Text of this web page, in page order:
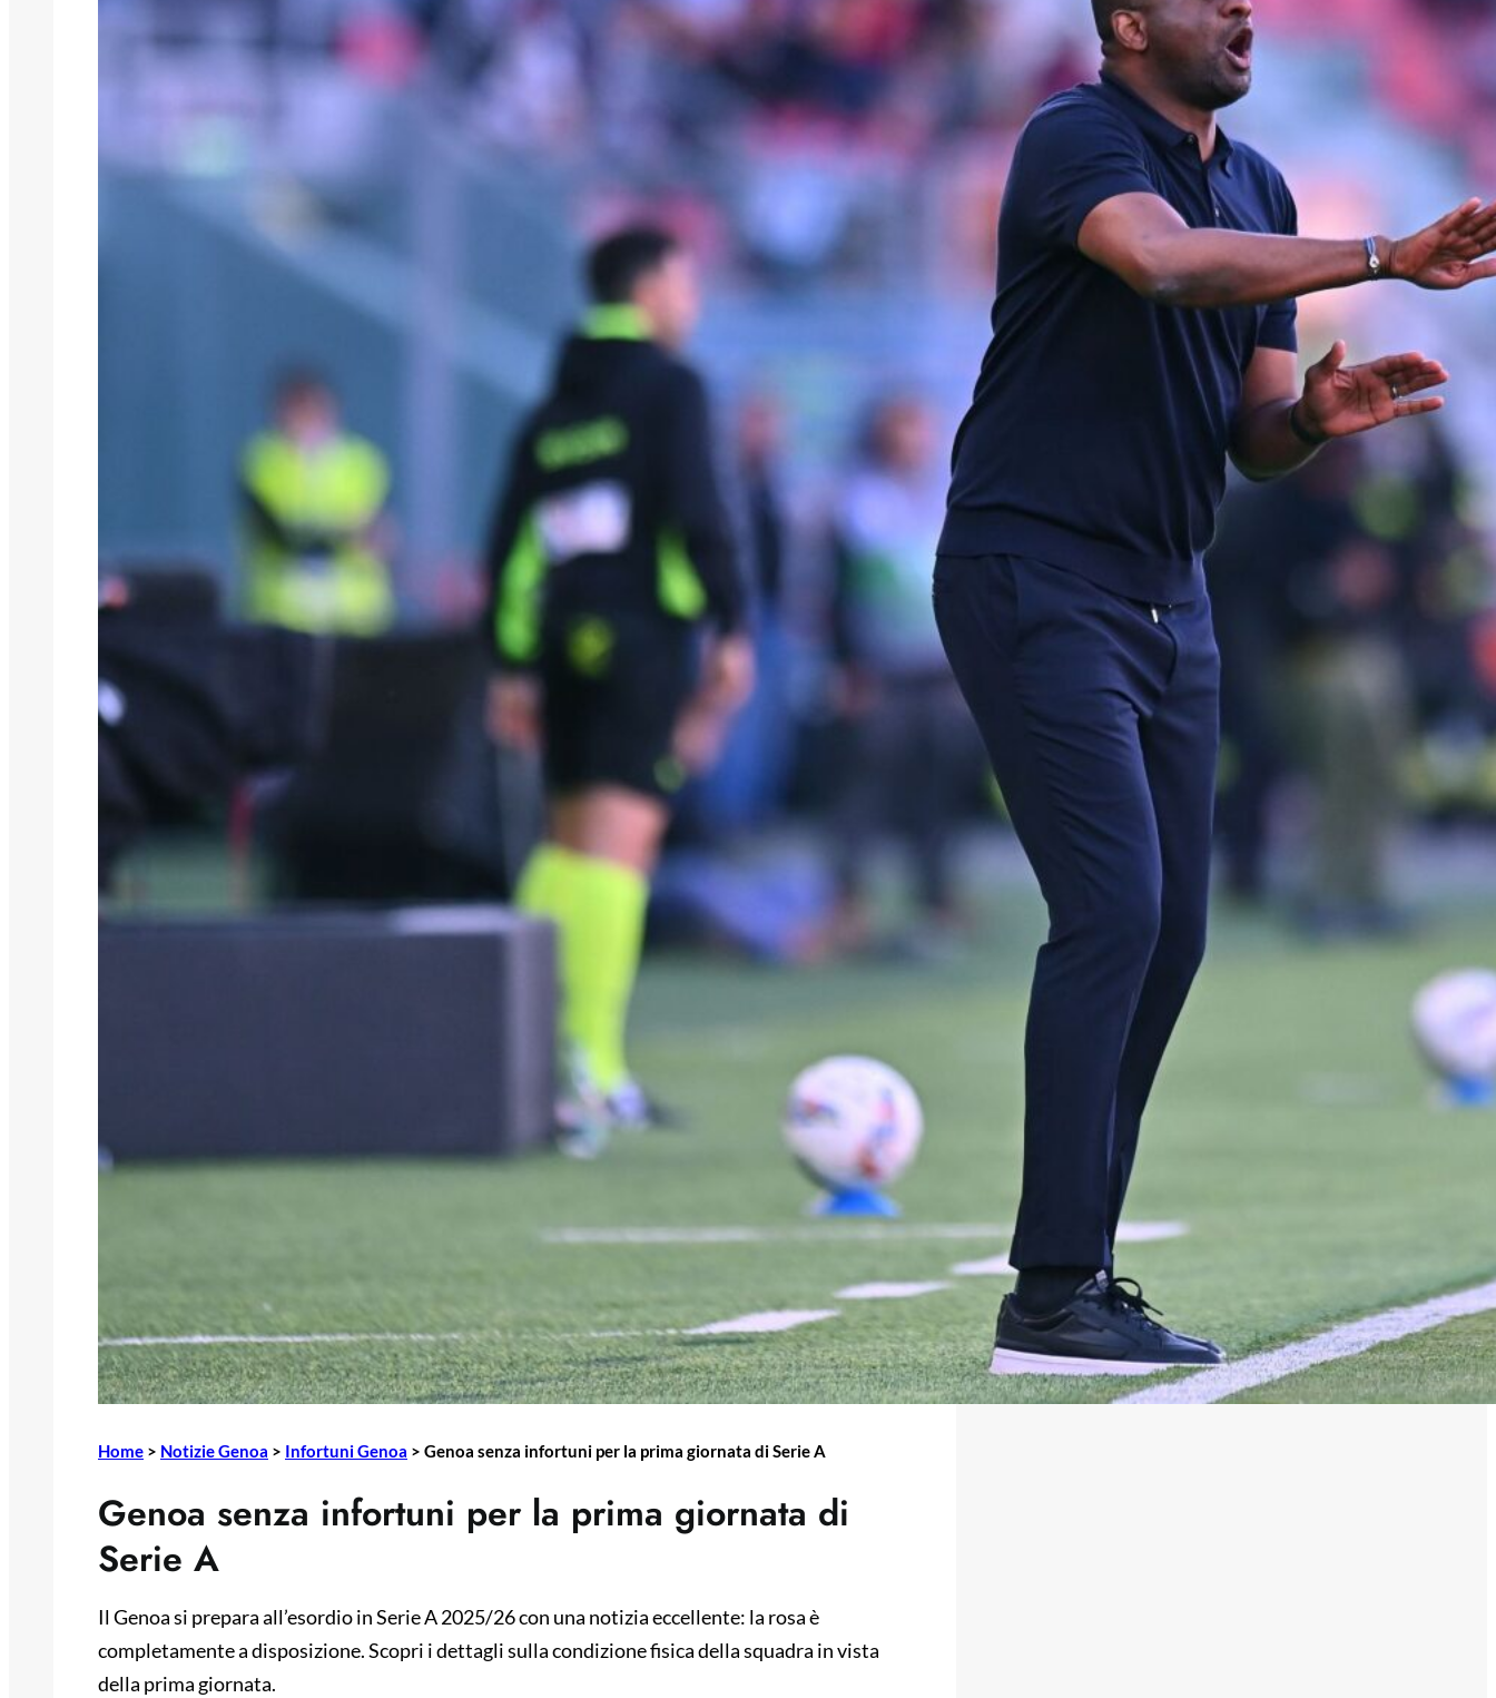
Home > Notizie Genoa > Infortuni Genoa > Genoa senza infortuni per la prima giornata di Serie A
Genoa senza infortuni per la prima giornata di
Serie A
Il Genoa si prepara all’esordio in Serie A 2025/26 con una notizia eccellente: la rosa è
completamente a disposizione. Scopri i dettagli sulla condizione fisica della squadra in vista
della prima giornata.
L’ex rossoblù Carparelli riparte dal
Cisano: nuova sfida a 50 anni
6 Agosto 2026
Genoa in lutto: è scomparso l’ex
allenatore Pippo Marchioro
6 Agosto 2026